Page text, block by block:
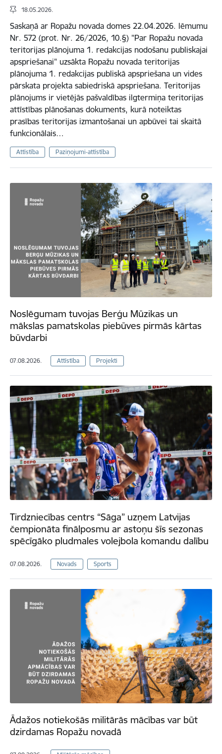
18.05.2026.
Saskaņā ar Ropažu novada domes 22.04.2026. lēmumu
Nr. 572 (prot. Nr. 26/2026, 10.§) "Par Ropažu novada
teritorijas plānojuma 1. redakcijas nodošanu publiskajai
apspriešanai" uzsākta Ropažu novada teritorijas
plānojuma 1. redakcijas publiskā apspriešana un vides
pārskata projekta sabiedriskā apspriešana. Teritorijas
plānojums ir vietējās pašvaldības ilgtermiņa teritorijas
attīstības plānošanas dokuments, kurā noteiktas
prasības teritorijas izmantošanai un apbūvei tai skaitā
funkcionālais…
Attīstība Paziņojumi-attīstība
Noslēgumam tuvojas Berģu Mūzikas un
mākslas pamatskolas piebūves pirmās kārtas
būvdarbi
07.08.2026. Attīstība Projekti
Tirdzniecības centrs “Sāga” uzņem Latvijas
čempionāta finālposmu ar astoņu šīs sezonas
spēcīgāko pludmales volejbola komandu dalību
07.08.2026. Novads Sports
Ādažos notiekošās militārās mācības var būt
dzirdamas Ropažu novadā